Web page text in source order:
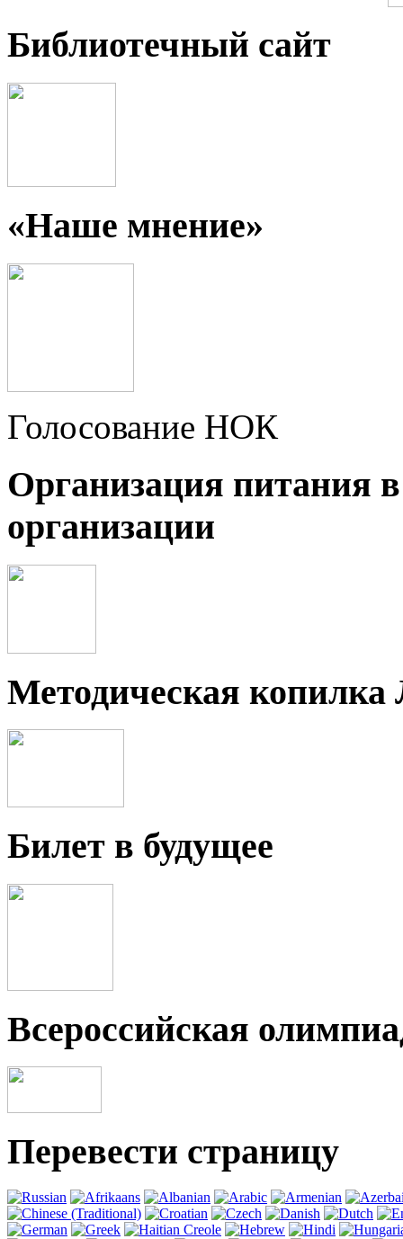
Библиотечный сайт
«Наше мнение»
Голосование НОК
Организация питания
организации
Методическая
Билет в будущее
Всероссийская
Перевести страницу